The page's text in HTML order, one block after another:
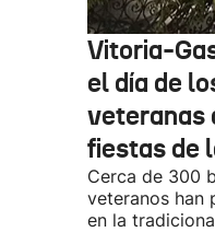
Vitoria-
el día de
veteranas
fiestas de
Cerca de 300
veteranos han
en la